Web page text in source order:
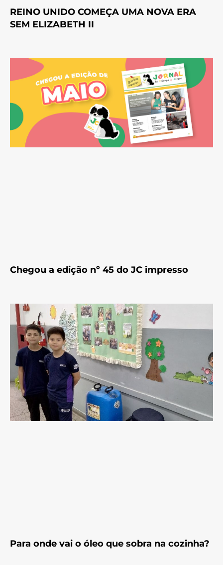
REINO UNIDO COMEÇA UMA NOVA ERA
SEM ELIZABETH II
Chegou a edição nº 45 do JC impresso
Para onde vai o óleo que sobra na cozinha?